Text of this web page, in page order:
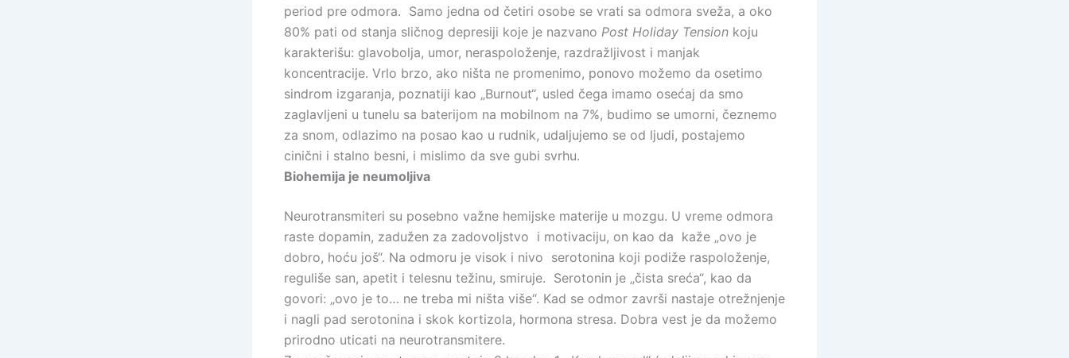
period pre odmora. Samo jedna od četiri osobe se vrati sa odmora sveža, a oko
80% pati od stanja sličnog depresiji koje je nazvano Post Holiday Tension koju
karakterišu: glavobolja, umor, neraspoloženje, razdražljivost i manjak
koncentracije. Vrlo brzo, ako ništa ne promenimo, ponovo možemo da osetimo
sindrom izgaranja, poznatiji kao „Burnout“, usled čega imamo osećaj da smo
zaglavljeni u tunelu sa baterijom na mobilnom na 7%, budimo se umorni, čeznemo
za snom, odlazimo na posao kao u rudnik, udaljujemo se od ljudi, postajemo
cinični i stalno besni, i mislimo da sve gubi svrhu.
Biohemija je neumoljiva
Neurotransmiteri su posebno važne hemijske materije u mozgu. U vreme odmora
raste dopamin, zadužen za zadovoljstvo i motivaciju, on kao da kaže „ovo je
dobro, hoću još“. Na odmoru je visok i nivo serotonina koji podiže raspoloženje,
reguliše san, apetit i telesnu težinu, smiruje. Serotonin je „čista sreća“, kao da
govori: „ovo je to… ne treba mi ništa više“. Kad se odmor završi nastaje otrežnjenje
i nagli pad serotonina i skok kortizola, hormona stresa. Dobra vest je da možemo
prirodno uticati na neurotransmitere.